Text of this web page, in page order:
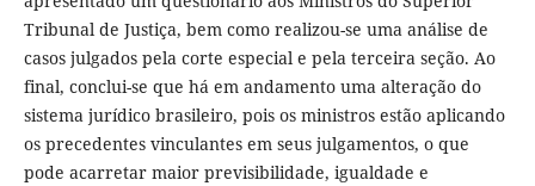
Tribunal de Justiça, bem como realizou-se uma análise de
casos julgados pela corte especial e pela terceira seção. Ao
final, conclui-se que há em andamento uma alteração do
sistema jurídico brasileiro, pois os ministros estão aplicando
os precedentes vinculantes em seus julgamentos, o que
pode acarretar maior previsibilidade, igualdade e